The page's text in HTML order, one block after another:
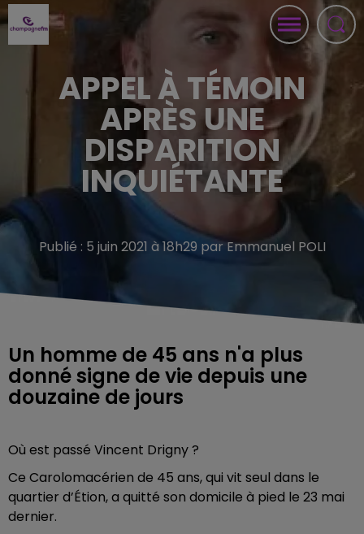
APPEL À TÉMOIN
APRÈS UNE
DISPARITION
INQUIÉTANTE
Publié : 5 juin 2021 à 18h29 par Emmanuel POLI
Un homme de 45 ans n'a plus
donné signe de vie depuis une
douzaine de jours
Où est passé Vincent Drigny ?
Ce Carolomacérien de 45 ans, qui vit seul dans le
quartier d’Étion, a quitté son domicile à pied le 23 mai
dernier.